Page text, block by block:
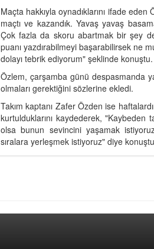
Maçta hakkıyla oynadıklarını ifade
maçtı ve kazandık. Yavaş yavaş
Çok fazla da skoru abartmak bir şey
puanı yazdırabilmeyi başarabilirsek ne
dolayı tebrik ediyorum" şeklinde konuştu.
Özlem, çarşamba günü despasmanda
olmaları gerektiğini sözlerine ekledi.
Takım kaptanı Zafer Özden ise
kurtulduklarını kaydederek,
olsa bunun sevincini yaşamak
sıralara yerleşmek istiyoruz" diye